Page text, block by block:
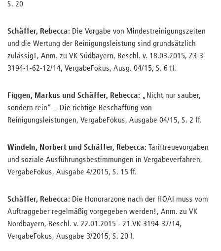
S. 20
Schäffer, Rebecca: Die Vorgabe von Mindestreinigungszeiten
und die Wertung der Reinigungsleistung sind grundsätzlich
zulässig!, Anm. zu VK Südbayern, Beschl. v. 18.03.2015, Z3-3-
3194-1-62-12/14, VergabeFokus, Ausg. 04/15, S. 6 ff.
Figgen, Markus und Schäffer, Rebecca: „Nicht nur sauber,
sondern rein“ – Die richtige Beschaffung von
Reinigungsleistungen, VergabeFokus, Ausgabe 04/15, S. 2 ff.
Windeln, Norbert und Schäffer, Rebecca: Tariftreuevorgaben
und soziale Ausführungsbestimmungen in Vergabeverfahren,
VergabeFokus, Ausgabe 4/2015, S. 15 ff.
Schäffer, Rebecca: Die Honorarzone nach der HOAI muss vom
Auftraggeber regelmäßig vorgegeben werden!, Anm. zu VK
Nordbayern, Beschl. v. 22.01.2015 - 21.VK-3194-37/14,
VergabeFokus, Ausgabe 3/2015, S. 20 f.